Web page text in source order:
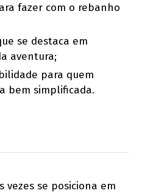
fazer com o rebanho
se destaca em
aventura;
para quem
bem simplificada.
vezes se posiciona em